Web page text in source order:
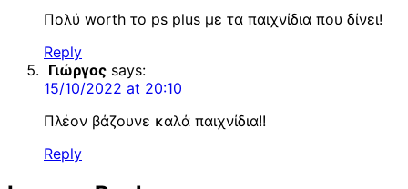
Πολύ worth το ps plus με τα παιχνίδια που δίνει!
Reply
Γιώργος says:
15/10/2022 at 20:10
Πλέον βάζουνε καλά παιχνίδια!!
Reply